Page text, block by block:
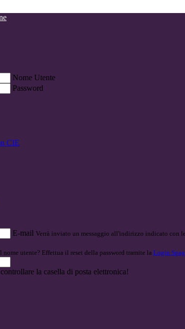
Nome Utente
Password
CIE
E-mail Verrà inviato un messaggio all'indirizzo indicato con
nome utente? Effettua il reset della password tramite la Login
la casella di posta elettronica!